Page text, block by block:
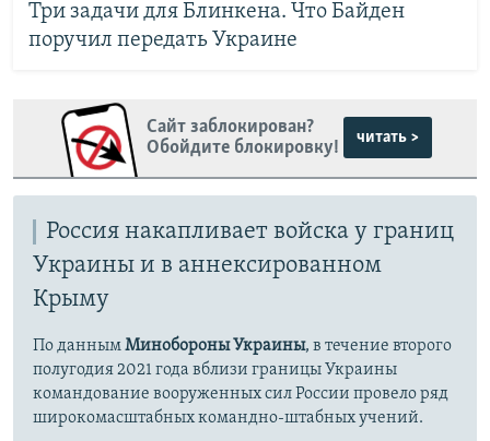
Три задачи для Блинкена. Что Байден
поручил передать Украине
Сайт заблокирован?
Обойдите блокировку!
читать >
Россия накапливает войска у границ
Украины и в аннексированном
Крыму
По даннымМинобороны Украины, в течение второго
полугодия 2021 года вблизи границы Украины
командование вооруженных сил России провело ряд
широкомасштабных командно-штабных учений.